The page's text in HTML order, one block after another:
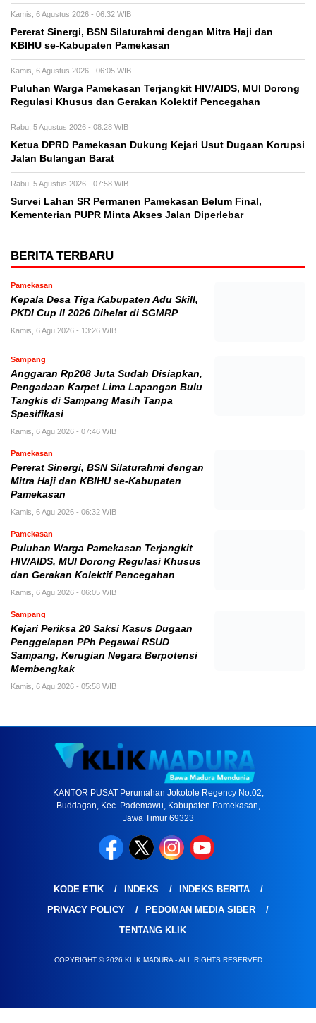
Kamis, 6 Agustus 2026 - 06:32 WIB
Pererat Sinergi, BSN Silaturahmi dengan Mitra Haji dan
KBIHU se-Kabupaten Pamekasan
Kamis, 6 Agustus 2026 - 06:05 WIB
Puluhan Warga Pamekasan Terjangkit HIV/AIDS, MUI Dorong
Regulasi Khusus dan Gerakan Kolektif Pencegahan
Rabu, 5 Agustus 2026 - 08:28 WIB
Ketua DPRD Pamekasan Dukung Kejari Usut Dugaan Korupsi
Jalan Bulangan Barat
Rabu, 5 Agustus 2026 - 07:58 WIB
Survei Lahan SR Permanen Pamekasan Belum Final,
Kementerian PUPR Minta Akses Jalan Diperlebar
BERITA TERBARU
Pamekasan
Kepala Desa Tiga Kabupaten Adu Skill,
PKDI Cup II 2026 Dihelat di SGMRP
Kamis, 6 Agu 2026 - 13:26 WIB
Sampang
Anggaran Rp208 Juta Sudah Disiapkan,
Pengadaan Karpet Lima Lapangan Bulu
Tangkis di Sampang Masih Tanpa
Spesifikasi
Kamis, 6 Agu 2026 - 07:46 WIB
Pamekasan
Pererat Sinergi, BSN Silaturahmi dengan
Mitra Haji dan KBIHU se-Kabupaten
Pamekasan
Kamis, 6 Agu 2026 - 06:32 WIB
Pamekasan
Puluhan Warga Pamekasan Terjangkit
HIV/AIDS, MUI Dorong Regulasi Khusus
dan Gerakan Kolektif Pencegahan
Kamis, 6 Agu 2026 - 06:05 WIB
Sampang
Kejari Periksa 20 Saksi Kasus Dugaan
Penggelapan PPh Pegawai RSUD
Sampang, Kerugian Negara Berpotensi
Membengkak
Kamis, 6 Agu 2026 - 05:58 WIB
KANTOR PUSAT Perumahan Jokotole Regency No.02,
Buddagan, Kec. Pademawu, Kabupaten Pamekasan,
Jawa Timur 69323
KODE ETIK INDEKS
INDEKS BERITA
PRIVACY POLICY
PEDOMAN MEDIA SIBER
TENTANG KLIK
COPYRIGHT © 2026 KLIK MADURA - ALL RIGHTS RESERVED